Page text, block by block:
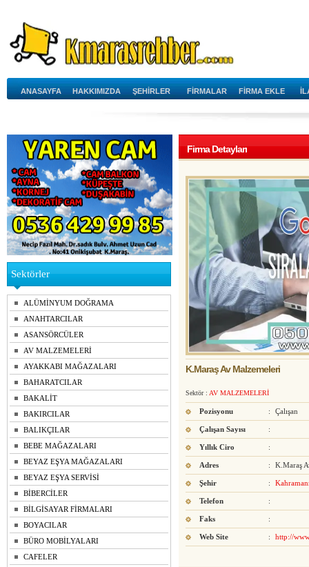
ANASAYFA HAKKIMIZDA ŞEHİRLER FİRMALAR FİRMA EKLE
Sektörler
ALÜMİNYUM DOĞRAMA
ANAHTARCILAR
ASANSÖRCÜLER
AV MALZEMELERİ
AYAKKABI MAĞAZALARI
BAHARATCILAR
BAKALİT
BAKIRCILAR
BALIKÇILAR
BEBE MAĞAZALARI
BEYAZ EŞYA MAĞAZALARI
BEYAZ EŞYA SERVİSİ
BİBERCİLER
BİLGİSAYAR FİRMALARI
BOYACILAR
BÜRO MOBİLYALARI
CAFELER
Firma Detayları
K.Maraş Av Malzemeleri
Sektör : AV MALZEMELERİ
Pozisyonu : Çalışan
Çalışan Sayısı :
Yıllık Ciro :
Adres : K.Maraş
Şehir :
Telefon :
Faks :
Web Site : http://